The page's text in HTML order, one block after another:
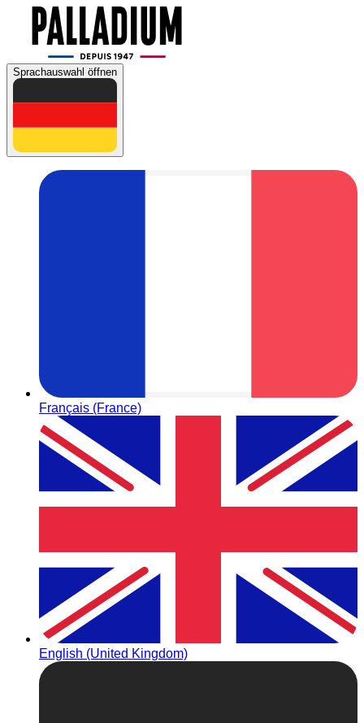
Sprachauswahl öffnen
Français (France)
English (United Kingdom)